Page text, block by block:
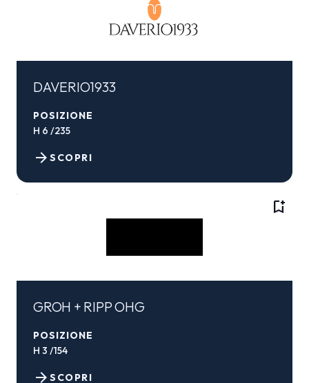
DAVERIO1933
POSIZIONE
H 6 /235
SCOPRI
arrow_forward
bookmark_add
GROH + RIPP OHG
POSIZIONE
H 3 /154
SCOPRI
arrow_forward